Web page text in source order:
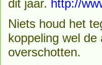
dit jaar. http://
Niets houd het
koppeling wel
overschotten.